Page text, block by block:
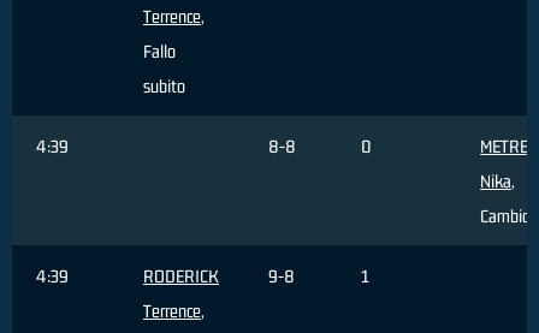
Terrence,
Fallo
subito
4:39 8-8 0
Nika,
Cambio
4:39
RODERICK
Terrence,
9-8 1